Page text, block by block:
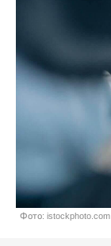
Фото: istockphoto.com